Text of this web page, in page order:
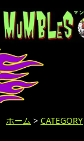
ホーム > CATEGORY